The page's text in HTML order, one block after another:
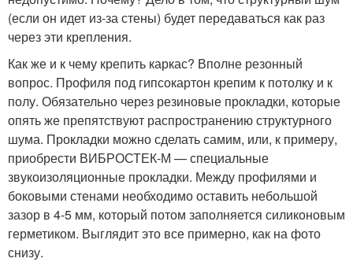
(если он идет из-за стены) будет передаваться как раз
через эти крепления.
Как же и к чему крепить каркас? Вполне резонный
вопрос. Профиля под гипсокартон крепим к потолку и к
полу. Обязательно через резиновые прокладки, которые
опять же препятствуют распространению структурного
шума. Прокладки можно сделать самим, или, к примеру,
приобрести ВИБРОСТЕК-М — специальные
звукоизоляционные прокладки. Между профилями и
боковыми стенами необходимо оставить небольшой
зазор в 4-5 мм, который потом заполняется силиконовым
герметиком. Выглядит это все примерно, как на фото
снизу.